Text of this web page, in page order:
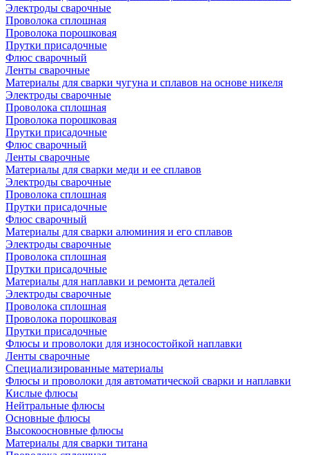
Электроды сварочные
Проволока сплошная
Проволока порошковая
Прутки присадочные
Флюс сварочный
Ленты сварочные
Материалы для сварки чугуна и сплавов на основе никеля
Электроды сварочные
Проволока сплошная
Проволока порошковая
Прутки присадочные
Флюс сварочный
Ленты сварочные
Материалы для сварки меди и ее сплавов
Электроды сварочные
Проволока сплошная
Прутки присадочные
Флюс сварочный
Материалы для сварки алюминия и его сплавов
Электроды сварочные
Проволока сплошная
Прутки присадочные
Материалы для наплавки и ремонта деталей
Электроды сварочные
Проволока сплошная
Проволока порошковая
Прутки присадочные
Флюсы и проволоки для износостойкой наплавки
Ленты сварочные
Специализированные материалы
Флюсы и проволоки для автоматической сварки и наплавки
Кислые флюсы
Нейтральные флюсы
Основные флюсы
Высокоосновные флюсы
Материалы для сварки титана